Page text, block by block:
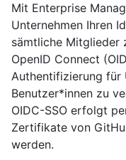
Mit Enterprise
Unternehmen Ihren
sämtliche Mitglieder
OpenID Connect
Authentifizierung für
Benutzer*innen zu
OIDC-SSO erfolgt
Zertifikate von
werden.